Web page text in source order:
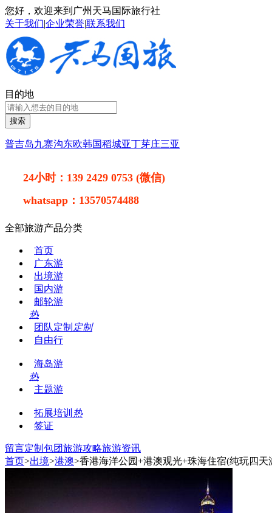
您好，欢迎来到广州天马国际旅行社
关于我们|企业荣誉|联系我们
目的地
搜索
普吉岛九寨沟东欧韩国稻城亚丁芽庄三亚
24小时： 139 2429 0753 (微信)
whatsapp： 13570574488
全部旅游产品分类
首页
广东游
出境游
国内游
邮轮游
热
团队定制 定制
自由行
海岛游
热
主题游
拓展培训 热
签证
留言定制包团旅游攻略旅游资讯
首页>出境>港澳>香港海洋公园+港澳观光+珠海住宿(纯玩四